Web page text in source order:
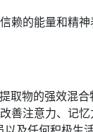
赖的能量和精
物的强效混
善注意力、记忆